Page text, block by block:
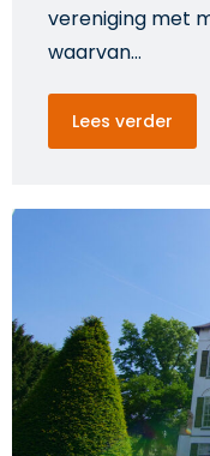
vereniging met
waarvan…
Lees verder